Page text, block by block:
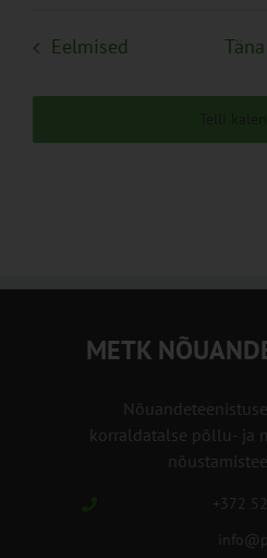
Eelmised SündmusedTäna
METK
korraldatalse põllu- ja
+372